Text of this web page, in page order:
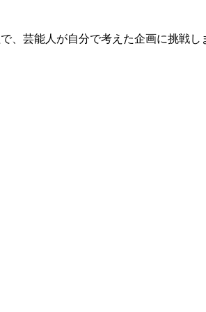
、芸能人が自分で考えた企画に挑戦し